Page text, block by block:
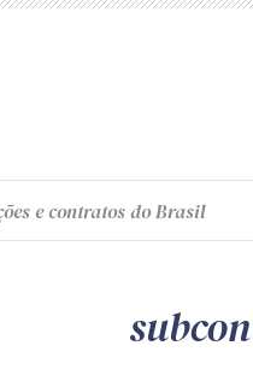
e contratos do Brasil